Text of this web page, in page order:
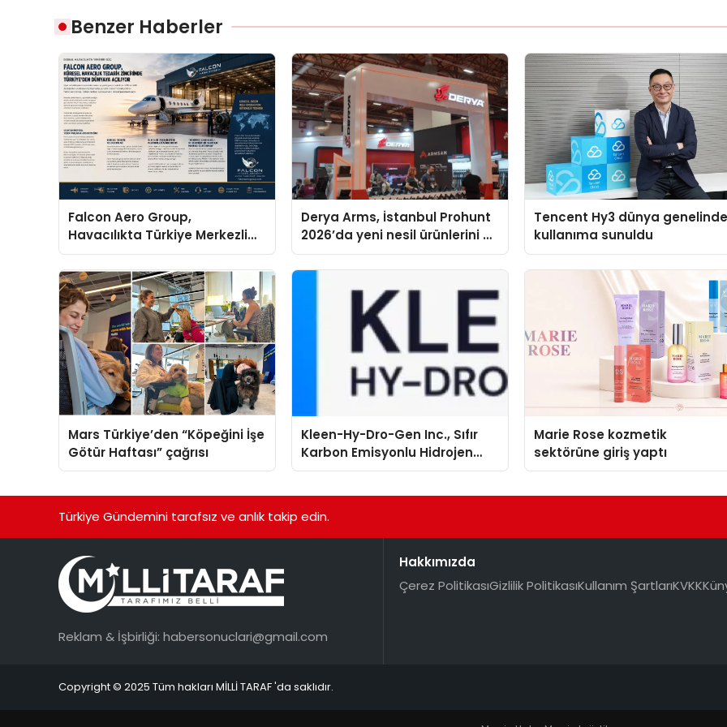
Benzer Haberler
Falcon Aero Group,
Havacılıkta Türkiye Merkezli
Küresel Çözüm Ortağı Olma
Yolunda İlerliyor
Derya Arms, İstanbul Prohunt
2026’da yeni nesil ürünlerini ve
global marka vizyonunu
sergiledi
Tencent Hy3 dünya
kullanıma sunuldu
Mars Türkiye’den “Köpeğini İşe
Götür Haftası” çağrısı
Kleen-Hy-Dro-Gen Inc., Sıfır
Karbon Emisyonlu Hidrojen
Isıtma Teknolojisinde ISO ve
Marie Rose kozmetik
sektörüne giriş yaptı
Türkiye Gündemini tarafsız ve anlık takip edin.
Reklam & İşbirliği: habersonuclari@gmail.com
Hakkımızda
Çerez PolitikasıGizlilik PolitikasıKullanım ŞartlarıKVKK
Copyright © 2025 Tüm hakları MİLLİ TARAF 'da saklıdır.